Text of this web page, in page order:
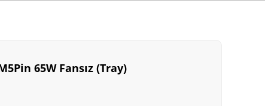
65W Fansız (Tray)